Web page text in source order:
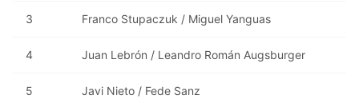
3 Franco Stupaczuk / Miguel Yanguas
4 Juan Lebrón / Leandro Román Augsburger
5 Javi Nieto / Fede Sanz